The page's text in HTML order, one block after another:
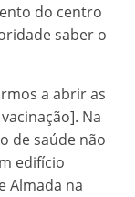
do centro
saber o
a abrir as
Na
de saúde não
edifício
Almada na